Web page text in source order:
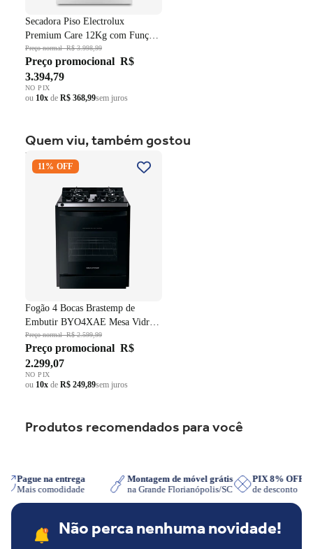
Secadora Piso Electrolux
Premium Care 12Kg com Função
AutoSense SFP12 Branco 220V
Preço normalR$ 3.998,99
Preço promocional R$
3.394,79
NO PIX
ou 10x de R$ 368,99sem juros
Quem viu, também gostou
Fogão 4 Bocas Brastemp de
Embutir BYO4XAE Mesa
Fundido Dupla Chama Preto
11% OFF
Fogão 4 Bocas Brastemp de
Embutir BYO4XAE Mesa Vidro
Grade em Ferro Fundido Dupla
Chama Preto Bivolt
Preço normalR$ 2.599,99
Preço promocional R$
2.299,07
NO PIX
ou 10x de R$ 249,89sem juros
Produtos recomendados para você
Pague na entrega
Mais comodidade
Montagem de móvel grátis
na Grande Florianópolis/SC
PIX 8% OFF
de desconto
Não perca nenhuma novidade!